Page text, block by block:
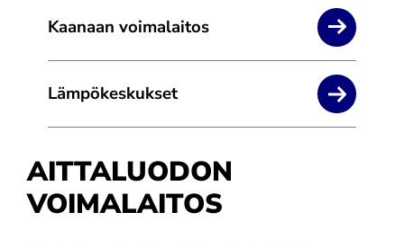
Kaanaan voimalaitos
Lämpökeskukset
AITTALUODON
VOIMALAITOS